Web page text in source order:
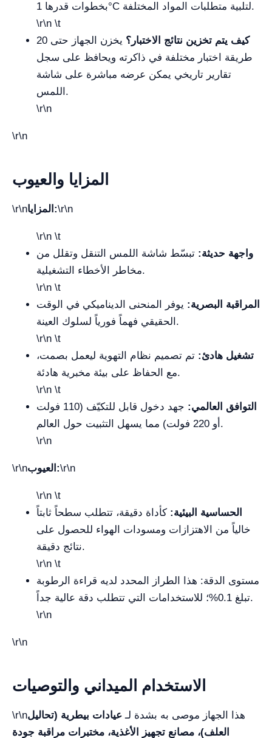
بخطوات قدرها 1°C لتلبية متطلبات المواد المختلفة.
\r\n \t
كيف يتم تخزين نتائج الاختبار؟
يخزن الجهاز حتى 20
طريقة اختبار مختلفة في ذاكرته ويحافظ على سجل
تقارير تاريخي يمكن عرضه مباشرة على شاشة
اللمس.
\r\n
\r\n
المزايا والعيوب
\r\n المزايا:\r\n
\r\n \t
واجهة حديثة: تبسّط شاشة اللمس التنقل وتقلل من
مخاطر الأخطاء التشغيلية.
\r\n \t
المراقبة البصرية: يوفر المنحنى الديناميكي في الوقت
الحقيقي فهماً فورياً لسلوك العينة.
\r\n \t
تشغيل هادئ: تم تصميم نظام التهوية ليعمل بصمت،
مع الحفاظ على بيئة مخبرية هادئة.
\r\n \t
التوافق العالمي:
جهد دخول قابل للتكيّف (110 فولت
أو 220 فولت) مما يسهل التثبيت حول العالم.
\r\n
\r\n العيوب:\r\n
\r\n \t
الحساسية البيئية: كأداة دقيقة، تتطلب سطحاً ثابتاً
خالياً من الاهتزازات ومسودات الهواء للحصول على
نتائج دقيقة.
\r\n \t
مستوى الدقة: هذا الطراز المحدد لديه قراءة الرطوبة
تبلغ 0.1%؛ للاستخدامات التي تتطلب دقة عالية جداً.
\r\n
\r\n
الاستخدام الميداني والتوصيات
\r\nهذا الجهاز موصى به بشدة لـ عيادات بيطرية (تحاليل
العلف)، مصانع تجهيز الأغذية، مختبرات مراقبة جودة